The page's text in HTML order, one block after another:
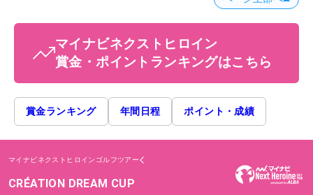
マイナビネクストヒロイン
賞金・ポイントランキングはこちら
賞金ランキング 年間日程 ポイント・成績
マイナビネクストヒロインゴルフツアー
CRÉATION DREAM CUP